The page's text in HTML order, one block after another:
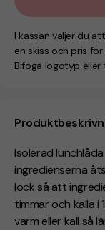
Isolerad
ingredienserna
lock så att
timmar och kalla i
varm eller kall så
I kassan väljer du
en skiss och pris
Bifoga logotyp eller